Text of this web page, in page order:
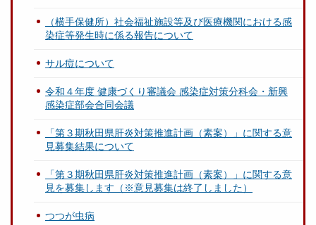
（横手保健所）社会福祉施設等及び医療機関における感
染症等発生時に係る報告について
サル痘について
令和４年度 健康づくり審議会 感染症対策分科会・新興
感染症部会合同会議
「第３期秋田県肝炎対策推進計画（素案）」に関する意
見募集結果について
「第３期秋田県肝炎対策推進計画（素案）」に関する意
見を募集します（※意見募集は終了しました）
つつが虫病